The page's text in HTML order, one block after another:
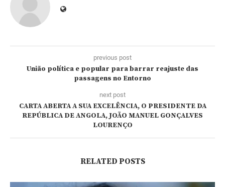
previous post
União política e popular para barrar reajuste das
passagens no Entorno
next post
CARTA ABERTA A SUA EXCELÊNCIA, O PRESIDENTE DA
REPÚBLICA DE ANGOLA, JOÃO MANUEL GONÇALVES
LOURENÇO
RELATED POSTS